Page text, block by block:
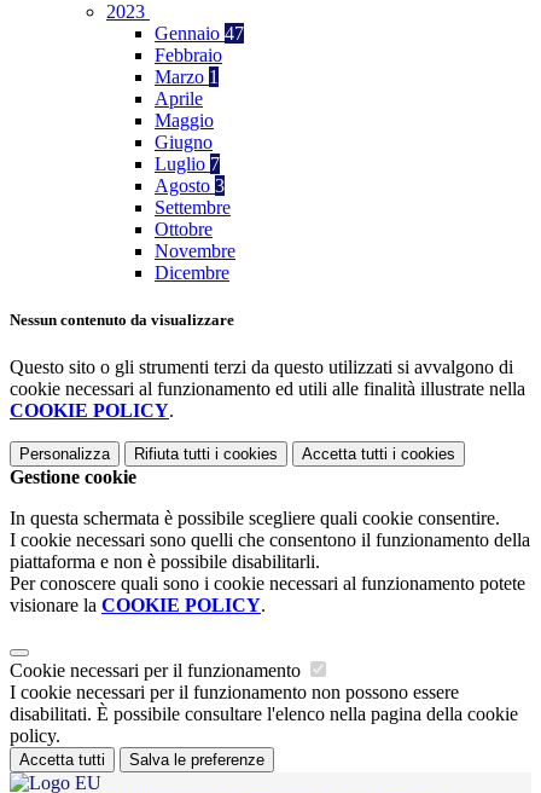
2023
Gennaio 47
Febbraio
Marzo 1
Aprile
Maggio
Giugno
Luglio 7
Agosto 3
Settembre
Ottobre
Novembre
Dicembre
Nessun contenuto da visualizzare
Questo sito o gli strumenti terzi da questo utilizzati si avvalgono di
cookie necessari al funzionamento ed utili alle finalità illustrate nella
COOKIE POLICY.
Personalizza Rifiuta tutti i cookies Accetta tutti i cookies
Gestione cookie
In questa schermata è possibile scegliere quali cookie consentire.
I cookie necessari sono quelli che consentono il funzionamento della
piattaforma e non è possibile disabilitarli.
Per conoscere quali sono i cookie necessari al funzionamento potete
visionare la COOKIE POLICY.
Cookie necessari per il funzionamento
I cookie necessari per il funzionamento non possono essere
disabilitati. È possibile consultare l'elenco nella pagina della cookie
policy.
Accetta tutti Salva le preferenze